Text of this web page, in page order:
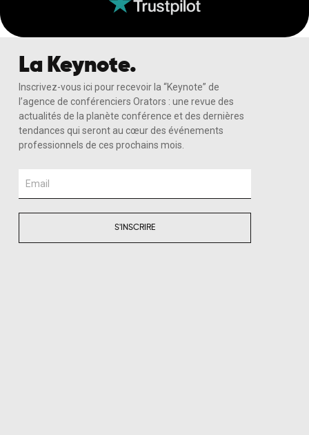
La Keynote.
Inscrivez-vous ici pour recevoir la “Keynote” de
l’agence de conférenciers Orators : une revue des
actualités de la planète conférence et des dernières
tendances qui seront au cœur des événements
professionnels de ces prochains mois.
S'INSCRIRE